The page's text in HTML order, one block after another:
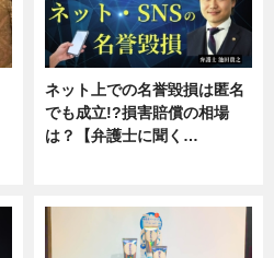
ネット上での名誉毀損は匿名
でも成立!?損害賠償の相場
は？【弁護士に聞く…